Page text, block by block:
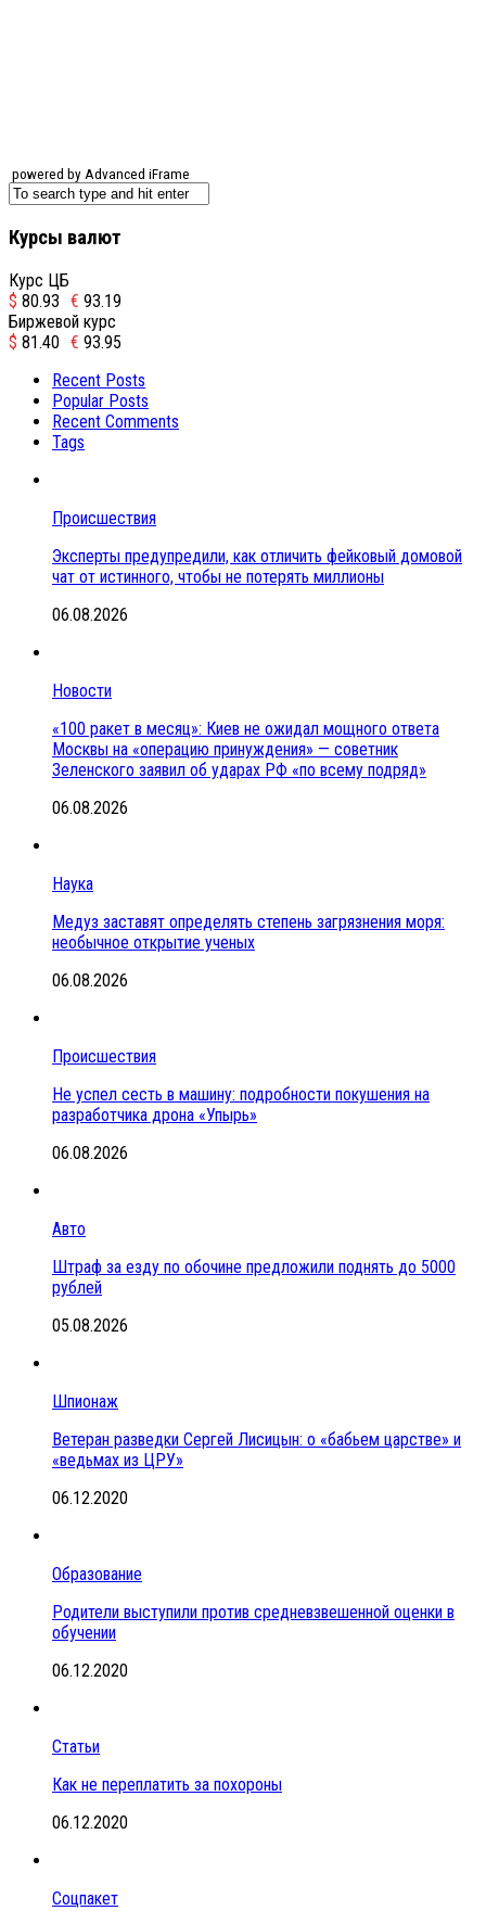
powered by Advanced iFrame
Курсы валют
Курс ЦБ
$ 80.93 € 93.19
Биржевой курс
$ 81.40 € 93.95
Recent Posts
Popular Posts
Recent Comments
Tags
Происшествия
Эксперты предупредили, как отличить фейковый домовой
чат от истинного, чтобы не потерять миллионы
06.08.2026
Новости
«100 ракет в месяц»: Киев не ожидал мощного ответа
Москвы на «операцию принуждения» — советник
Зеленского заявил об ударах РФ «по всему подряд»
06.08.2026
Наука
Медуз заставят определять степень загрязнения моря:
необычное открытие ученых
06.08.2026
Происшествия
Не успел сесть в машину: подробности покушения на
разработчика дрона «Упырь»
06.08.2026
Авто
Штраф за езду по обочине предложили поднять до 5000
рублей
05.08.2026
Шпионаж
Ветеран разведки Сергей Лисицын: о «бабьем царстве» и
«ведьмах из ЦРУ»
06.12.2020
Образование
Родители выступили против средневзвешенной оценки в
обучении
06.12.2020
Статьи
Как не переплатить за похороны
06.12.2020
Соцпакет